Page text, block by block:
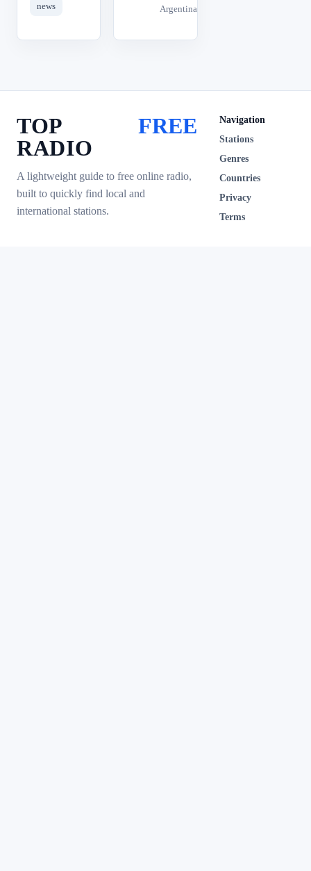
news Argentina
TOP
RADIO
FREE
A lightweight guide to free online radio,
built to quickly find local and
international stations.
Navigation
Stations
Genres
Countries
Privacy
Terms